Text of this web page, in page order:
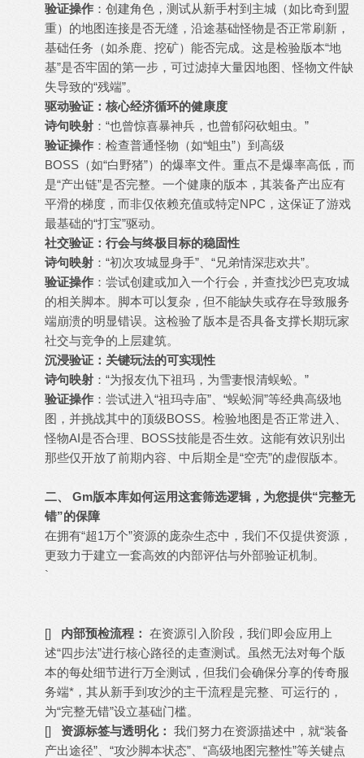
验证操作 ：创建角色，测试从新手村到主城（如比奇到盟
重）的地图连接是否无缝，沿途基础怪物是否正常刷新，
基础任务（如杀鹿、挖矿）能否完成。这是检验版本“地
基”是否牢固的第一步，可过滤掉大量因地图、怪物文件缺
失导致的“残端”。
驱动验证：核心经济循环的健康度
诗句映射 ：“也曾惊喜暴神兵，也曾郁闷砍蛆虫。”
验证操作 ：检查普通怪物（如“蛆虫”）到高级
BOSS（如“白野猪”）的爆率文件。重点不是爆率高低，而
是“产出链”是否完整。一个健康的版本，其装备产出应有
平滑的梯度，而非仅依赖充值或特定NPC，这保证了游戏
最基础的“打宝”驱动。
社交验证：行会与终极目标的稳固性
诗句映射 ：“初次攻城显身手”、“兄弟情深悲欢共”。
验证操作 ：尝试创建或加入一个行会，并查找沙巴克攻城
的相关脚本。脚本可以复杂，但不能缺失或存在导致服务
端崩溃的明显错误。这检验了版本是否具备支撑长期玩家
社交与竞争的上层建筑。
沉浸验证：关键玩法的可实现性
诗句映射 ：“为报友仇下祖玛，为雪妻恨清蜈蚣。”
验证操作 ：尝试进入“祖玛寺庙”、“蜈蚣洞”等经典高级地
图，并挑战其中的顶级BOSS。检验地图是否正常进入、
怪物AI是否合理、BOSS技能是否生效。这能有效识别出
那些仅开放了前期内容、中后期全是“空壳”的虚假版本。
二、 Gm版本库如何运用这套筛选逻辑，为您提供“完整无
错”的保障
在拥有“超1万个”资源的庞杂生态中，我们不仅提供资源，
更致力于建立一套高效的内部评估与外部验证机制。
`
[] 内部预检流程： 在资源引入阶段，我们即会应用上
述“四步法”进行核心路径的走查测试。虽然无法对每个版
本的每处细节进行万全测试，但我们会确保分享的传奇服
务端*，其从新手到攻沙的主干流程是完整、可运行的，
为“完整无错”设立基础门槛。
[] 资源标签与透明化： 我们努力在资源描述中，就“装备
产出途径”、“攻沙脚本状态”、“高级地图完整性”等关键点